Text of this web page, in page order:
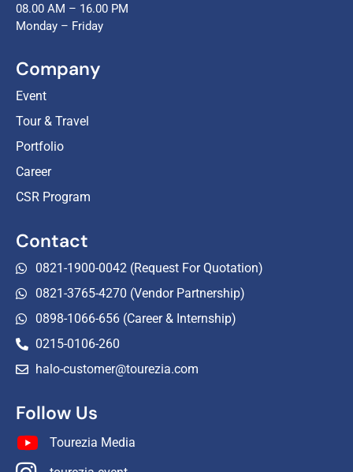
08.00 AM – 16.00 PM
Monday – Friday
Company
Event
Tour & Travel
Portfolio
Career
CSR Program
Contact
0821-1900-0042 (Request For Quotation)
0821-3765-4270 (Vendor Partnership)
0898-1066-656 (Career & Internship)
0215-0106-260
halo-customer@tourezia.com
Follow Us
Tourezia Media